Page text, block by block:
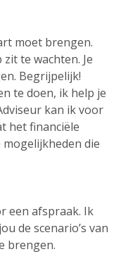
moet brengen.
te wachten. Je
Begrijpelijk!
te doen, ik help je
kan ik voor
het financiële
mogelijkheden die
een afspraak. Ik
de scenario’s van
brengen.